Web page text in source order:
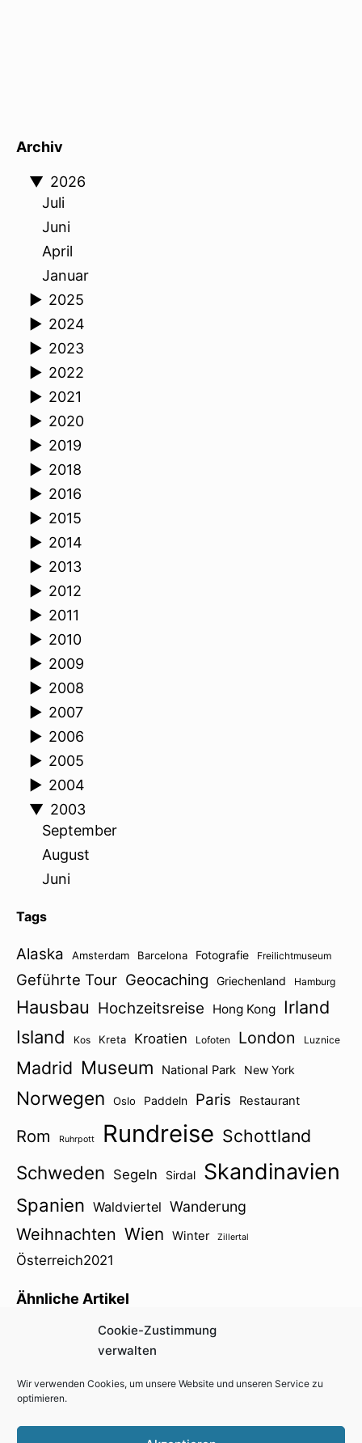
Cookie-Zustimmung
verwalten
Wir verwenden Cookies, um unsere Website und unseren Service zu
optimieren.
Archiv
▼ 2026
Juli
Juni
April
Januar
► 2025
► 2024
► 2023
► 2022
► 2021
► 2020
► 2019
► 2018
► 2016
► 2015
► 2014
► 2013
► 2012
► 2011
► 2010
► 2009
► 2008
► 2007
► 2006
► 2005
► 2004
▼ 2003
September
August
Juni
Tags
Alaska Amsterdam Barcelona Fotografie Freilichtmuseum
Geführte Tour Geocaching Griechenland Hamburg
Hausbau Hochzeitsreise Hong Kong Irland
Island
Kos Kreta Kroatien Lofoten London Luznice
Madrid Museum National Park New York
Norwegen Oslo Paddeln Paris Restaurant
Rom Ruhrpott Rundreise Schottland
Schweden Segeln Sirdal Skandinavien
Spanien Waldviertel Wanderung
Weihnachten Wien Winter Zillertal
Österreich2021
Ähnliche Artikel
Waldviertel Schmalspurbahn